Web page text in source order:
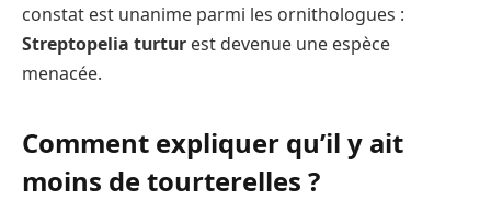
constat est unanime parmi les ornithologues :
Streptopelia turtur est devenue une espèce
menacée.
Comment expliquer qu’il y ait
moins de tourterelles ?